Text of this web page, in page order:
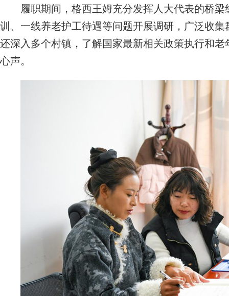
履职期间，格西王姆充分发挥人大代表的桥梁
训、一线养老护工待遇等问题开展调研，广泛收
还深入多个村镇，了解国家最新相关政策执行和
心声。